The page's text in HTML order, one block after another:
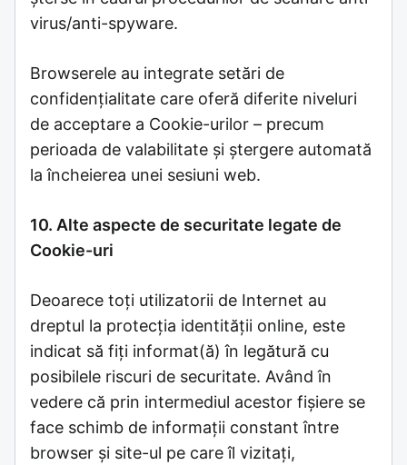
virus/anti-spyware.
Browserele au integrate setări de
confidențialitate care oferă diferite niveluri
de acceptare a Cookie-urilor – precum
perioada de valabilitate și ștergere automată
la încheierea unei sesiuni web.
10. Alte aspecte de securitate legate de
Cookie-uri
Deoarece toți utilizatorii de Internet au
dreptul la protecția identității online, este
indicat să fiți informat(ă) în legătură cu
posibilele riscuri de securitate. Având în
vedere că prin intermediul acestor fișiere se
face schimb de informații constant între
browser și site-ul pe care îl vizitați,